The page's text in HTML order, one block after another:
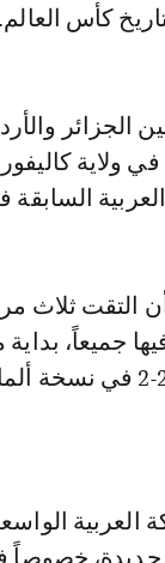
كأس
ولاية
السابقة
التقت ثلاث
جديدة،